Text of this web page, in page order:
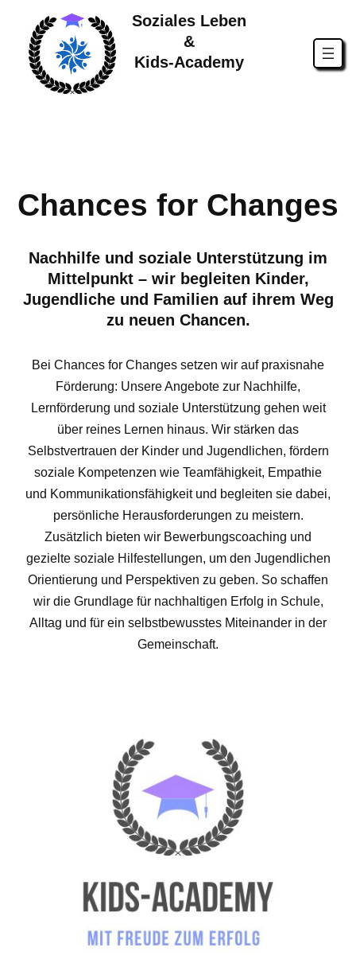
Zum
Inhalt
springen
Soziales Leben
&
Kids-Academy
Chances for Changes
Nachhilfe und soziale Unterstützung im
Mittelpunkt – wir begleiten Kinder,
Jugendliche und Familien auf ihrem Weg
zu neuen Chancen.
Bei Chances for Changes setzen wir auf praxisnahe
Förderung: Unsere Angebote zur Nachhilfe,
Lernförderung und soziale Unterstützung gehen weit
über reines Lernen hinaus. Wir stärken das
Selbstvertrauen der Kinder und Jugendlichen, fördern
soziale Kompetenzen wie Teamfähigkeit, Empathie
und Kommunikationsfähigkeit und begleiten sie dabei,
persönliche Herausforderungen zu meistern.
Zusätzlich bieten wir Bewerbungscoaching und
gezielte soziale Hilfestellungen, um den Jugendlichen
Orientierung und Perspektiven zu geben. So schaffen
wir die Grundlage für nachhaltigen Erfolg in Schule,
Alltag und für ein selbstbewusstes Miteinander in der
Gemeinschaft.